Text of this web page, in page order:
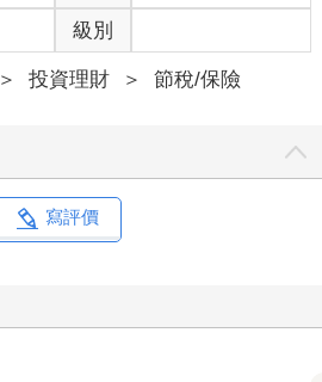
級別
＞ 投資理財 ＞ 節稅/保險
寫評價